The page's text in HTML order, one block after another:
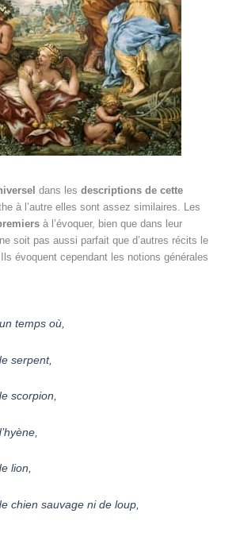
dans les descriptions de cette
à l’autre elles sont assez similaires. Les
à l’évoquer, bien que dans leur
soit pas aussi parfait que d’autres récits le
évoquent cependant les notions générales
temps où,
serpent,
scorpion,
lion,
chien sauvage ni de loup,